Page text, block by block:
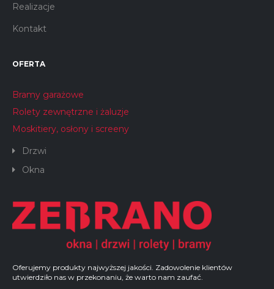
Realizacje
Kontakt
OFERTA
Bramy garażowe
Rolety zewnętrzne i żaluzje
Moskitiery, osłony i screeny
Drzwi
Okna
Oferujemy produkty najwyższej jakości. Zadowolenie klientów
utwierdziło nas w przekonaniu, że warto nam zaufać.